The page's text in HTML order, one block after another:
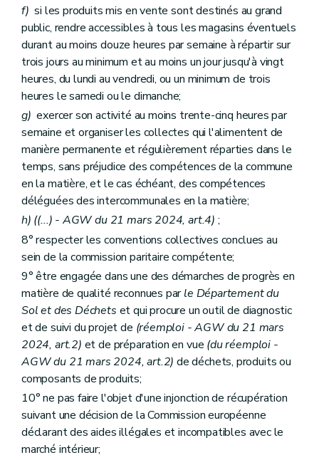
f) si les produits mis en vente sont destinés au grand
public, rendre accessibles à tous les magasins éventuels
durant au moins douze heures par semaine à répartir sur
trois jours au minimum et au moins un jour jusqu'à vingt
heures, du lundi au vendredi, ou un minimum de trois
heures le samedi ou le dimanche;
g) exercer son activité au moins trente-cinq heures par
semaine et organiser les collectes qui l'alimentent de
manière permanente et régulièrement réparties dans le
temps, sans préjudice des compétences de la commune
en la matière, et le cas échéant, des compétences
déléguées des intercommunales en la matière;
h) ((...) - AGW du 21 mars 2024, art.4) ;
8° respecter les conventions collectives conclues au
sein de la commission paritaire compétente;
9° être engagée dans une des démarches de progrès en
matière de qualité reconnues parle Département du
Sol et des Déchets et qui procure un outil de diagnostic
et de suivi du projet de (réemploi - AGW du 21 mars
2024, art.2) et de préparation en vue (du réemploi -
AGW du 21 mars 2024, art.2) de déchets, produits ou
composants de produits;
10° ne pas faire l'objet d'une injonction de récupération
suivant une décision de la Commission européenne
déclarant des aides illégales et incompatibles avec le
marché intérieur;